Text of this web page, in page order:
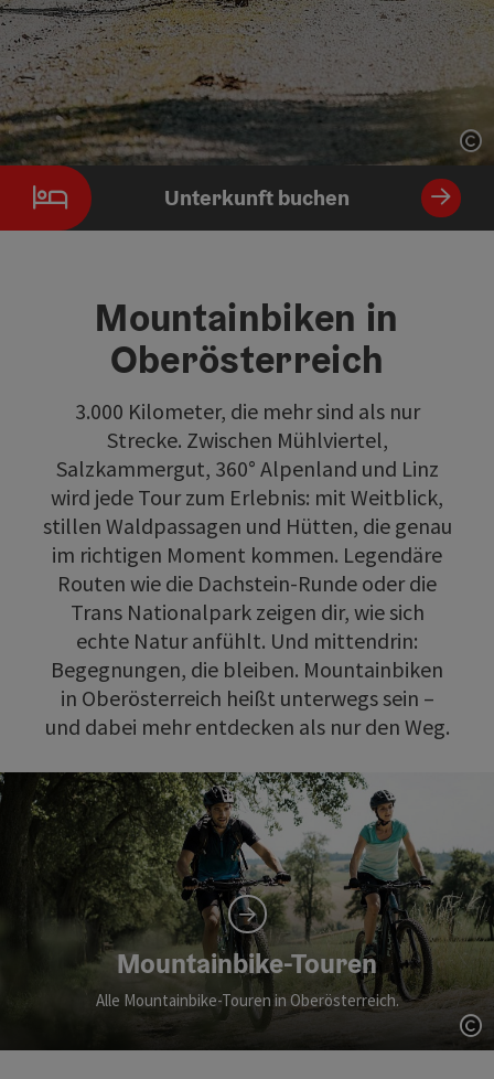
Unterkunft buchen
Mountainbiken in
Oberösterreich
3.000 Kilometer, die mehr sind als nur
Strecke. Zwischen Mühlviertel,
Salzkammergut, 360° Alpenland und Linz
wird jede Tour zum Erlebnis: mit Weitblick,
stillen Waldpassagen und Hütten, die genau
im richtigen Moment kommen. Legendäre
Routen wie die Dachstein-Runde oder die
Trans Nationalpark zeigen dir, wie sich
echte Natur anfühlt. Und mittendrin:
Begegnungen, die bleiben. Mountainbiken
in Oberösterreich heißt unterwegs sein –
und dabei mehr entdecken als nur den Weg.
Mountainbike-Touren
Alle Mountainbike-Touren in Oberösterreich.